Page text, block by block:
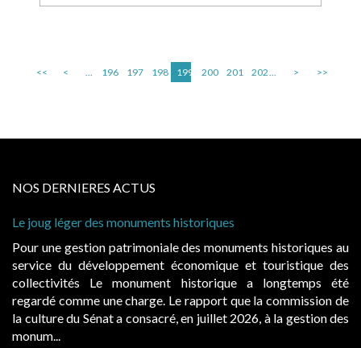
<< < ... 196 197 198 199 200 201 202... > >>
NOS DERNIERES ACTUS
historiques
des monuments historiques au
économique et touristique des
historique a longtemps été
Le rapport que la commission de
en juillet 2026, à la gestion des
Cabines de plage : le juge
Evocatrices des bains
également un beau sujet
public, elles donnent
d’occupation. Saisies par